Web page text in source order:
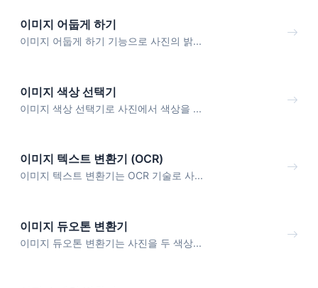
이미지 어둡게 하기
이미지 어둡게 하기 기능으로 사진의 밝...
이미지 색상 선택기
이미지 색상 선택기로 사진에서 색상을 ...
이미지 텍스트 변환기 (OCR)
이미지 텍스트 변환기는 OCR 기술로 사...
이미지 듀오톤 변환기
이미지 듀오톤 변환기는 사진을 두 색상...